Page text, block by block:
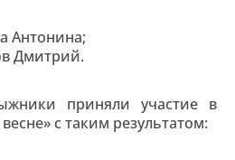
Антонина;
Дмитрий.
приняли участие в
с таким результатом: